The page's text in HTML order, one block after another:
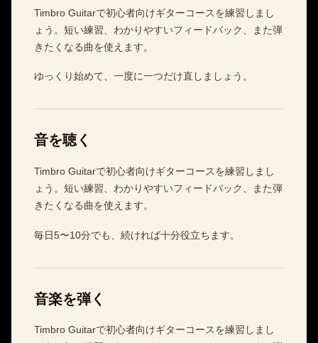
Timbro Guitarで初心者向けギターコースを練習しまし
ょう。短い練習、わかりやすいフィードバック、また弾
きたくなる曲を使えます。
ゆっくり始めて、一度に一つだけ直しましょう。
音を聴く
Timbro Guitarで初心者向けギターコースを練習しまし
ょう。短い練習、わかりやすいフィードバック、また弾
きたくなる曲を使えます。
毎日5〜10分でも、続ければ十分役立ちます。
音楽を弾く
Timbro Guitarで初心者向けギターコースを練習しまし